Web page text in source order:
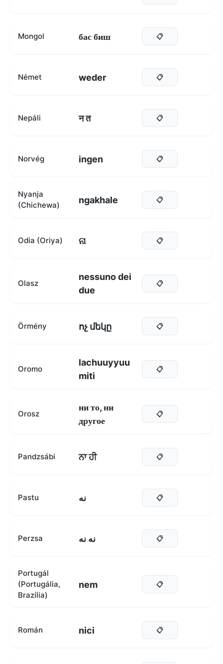
Mongol бас биш 📋
Német weder 📋
Nepáli न त 📋
Norvég ingen 📋
Nyanja
(Chichewa)
ngakhale 📋
Odia (Oriya) ନା 📋
Olasz
nessuno dei
due
📋
Örmény ոչ մեկը 📋
Oromo
lachuuyyuu
miti
📋
Orosz
ни то, ни
другое
📋
Pandzsábi ਨਾ ਹੀ 📋
Pastu نه 📋
Perzsa نه نه 📋
Portugál
(Portugália,
Brazília)
nem 📋
Román nici 📋